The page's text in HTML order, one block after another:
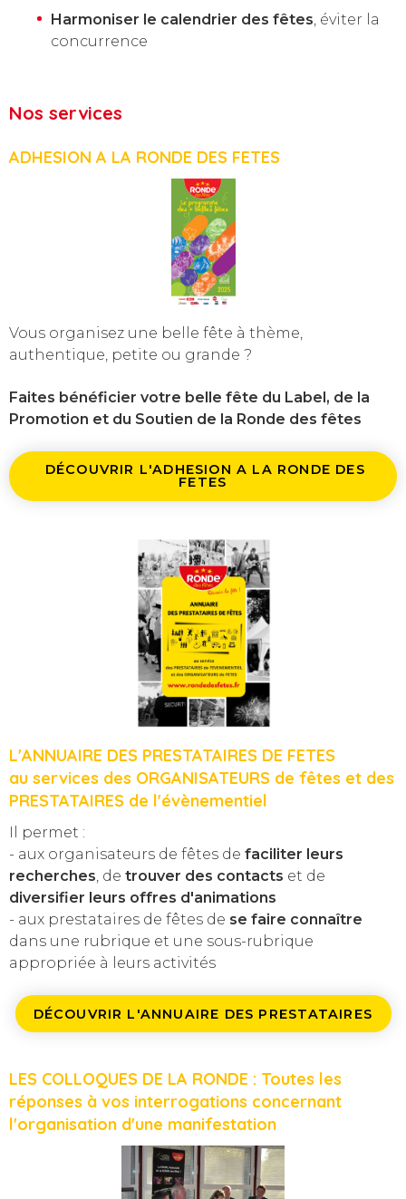
Harmoniser le calendrier des fêtes, éviter la
concurrence
Nos services
ADHESION A LA RONDE DES FETES
Vous organisez une belle fête à thème,
authentique, petite ou grande ?
Faites bénéficier votre belle fête du Label, de la
Promotion et du Soutien de la Ronde des fêtes
DÉCOUVRIR L'ADHESION A LA RONDE DES
FETES
L'ANNUAIRE DES PRESTATAIRES DE FETES
au services des ORGANISATEURS de fêtes et des
PRESTATAIRES de l'évènementiel
Il permet :
- aux organisateurs de fêtes de faciliter leurs
recherches, de trouver des contacts et de
diversifier leurs offres d'animations
- aux prestataires de fêtes de se faire connaître
dans une rubrique et une sous-rubrique
appropriée à leurs activités
DÉCOUVRIR L'ANNUAIRE DES PRESTATAIRES
LES COLLOQUES DE LA RONDE : Toutes les
réponses à vos interrogations concernant
l'organisation d'une manifestation